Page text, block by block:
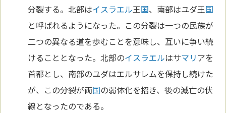
分裂する。北部はイスラエル王国、南部はユダ王国
と呼ばれるようになった。この分裂は一つの民族が
二つの異なる道を歩むことを意味し、互いに争い続
けることとなった。北部のイスラエルはサマリアを
首都とし、南部のユダはエルサレムを保持し続けた
が、この分裂が両国の弱体化を招き、後の滅亡の伏
線となったのである。